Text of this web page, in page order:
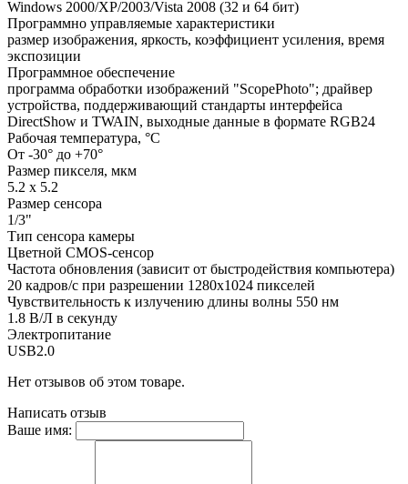
Windows 2000/XP/2003/Vista 2008 (32 и 64 бит)
Программно управляемые характеристики
размер изображения, яркость, коэффициент усиления, время
экспозиции
Программное обеспечение
программа обработки изображений "ScopePhoto"; драйвер
устройства, поддерживающий стандарты интерфейса
DirectShow и TWAIN, выходные данные в формате RGB24
Рабочая температура, °С
От -30° до +70°
Размер пикселя, мкм
5.2 х 5.2
Размер сенсора
1/3"
Тип сенсора камеры
Цветной CMOS-сенсор
Частота обновления (зависит от быстродействия компьютера)
20 кадров/с при разрешении 1280х1024 пикселей
Чувствительность к излучению длины волны 550 нм
1.8 В/Л в секунду
Электропитание
USB2.0
Нет отзывов об этом товаре.
Написать отзыв
Ваше имя: